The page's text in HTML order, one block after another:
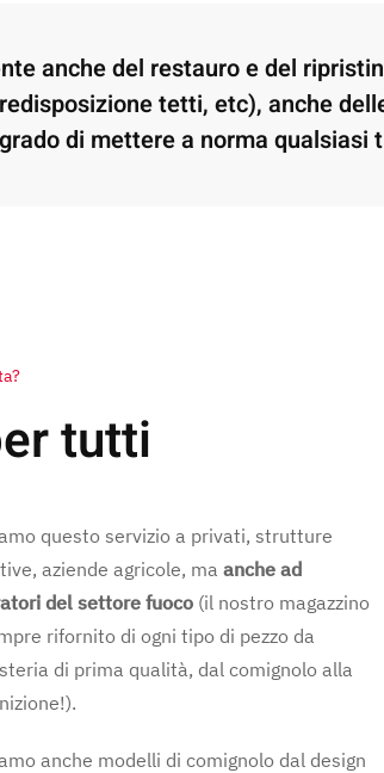
anche del restauro e del
tetti, etc), anche
di mettere a norma qualsiasi
tutti
questo servizio a privati, strutture
aziende agricole, maanche ad
del settore fuoco (il nostro magazzino
rifornito di ogni tipo di pezzo da
di prima qualità, dal comignolo alla
anche modelli di comignolo dal design